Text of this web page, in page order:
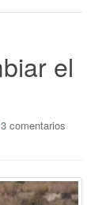
el
3 comentarios